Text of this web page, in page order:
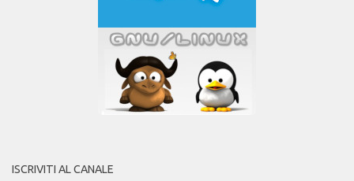
ISCRIVITI AL CANALE